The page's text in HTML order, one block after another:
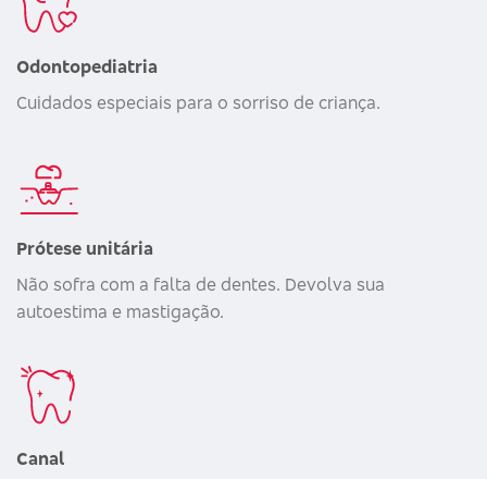
Odontopediatria
Cuidados especiais para o sorriso de criança.
Prótese unitária
Não sofra com a falta de dentes. Devolva sua
autoestima e mastigação.
Canal